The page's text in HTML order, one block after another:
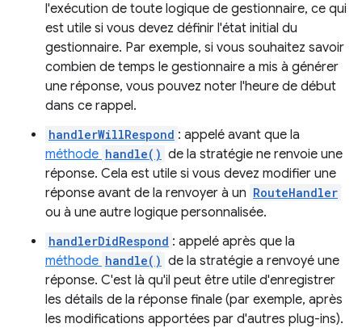
l'exécution de toute logique de gestionnaire, ce qui
est utile si vous devez définir l'état initial du
gestionnaire. Par exemple, si vous souhaitez savoir
combien de temps le gestionnaire a mis à générer
une réponse, vous pouvez noter l'heure de début
dans ce rappel.
handlerWillRespond : appelé avant que la
méthode handle() de la stratégie ne renvoie une
réponse. Cela est utile si vous devez modifier une
réponse avant de la renvoyer à un RouteHandler
ou à une autre logique personnalisée.
handlerDidRespond : appelé après que la
méthode handle() de la stratégie a renvoyé une
réponse. C'est là qu'il peut être utile d'enregistrer
les détails de la réponse finale (par exemple, après
les modifications apportées par d'autres plug-ins).